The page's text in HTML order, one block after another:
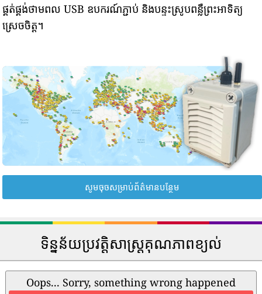
ផ្គត់ផ្គង់ថាមពល USB ឧបករណ៍ភ្ជាប់ និងបន្ទះស្រូបពន្លឺព្រះអាទិត្យ
ស្រេចចិត្ត។
សូមចុចសម្រាប់ព័ត៌មានបន្ថែម
ទិន្នន័យប្រវត្តិសាស្រ្តគុណភាពខ្យល់
Oops... Sorry, something wrong happened